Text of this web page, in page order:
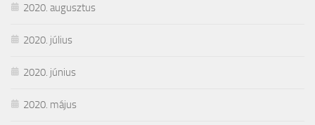
2020. augusztus
2020. július
2020. június
2020. május